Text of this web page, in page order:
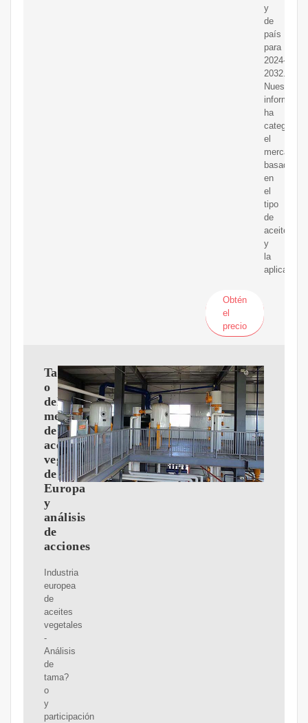
y
de
país
para
2024-
2032.
Nuestro
informe
ha
el
mercado
basado
en
el
tipo
de
aceite
y
la
aplicación.
Obtén
el
precio
Tama?
o
del
mercado
de
aceite
vegetal
de
Europa
y
análisis
de
acciones
Industria
europea
de
aceites
vegetales
-
Análisis
de
tama?
o
y
participación